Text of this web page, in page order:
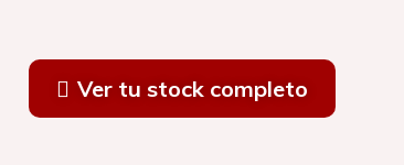
Ver tu stock completo